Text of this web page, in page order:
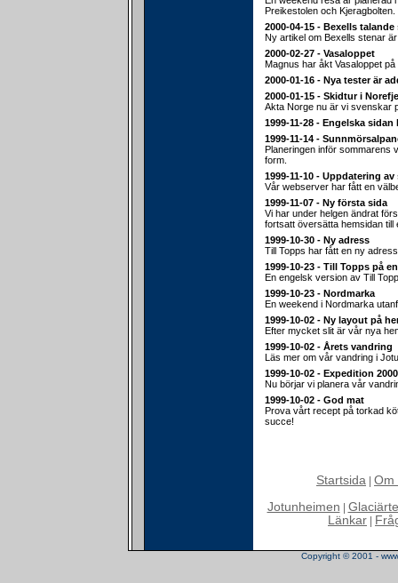
Preikestolen och Kjeragbolten.
2000-04-15 - Bexells talande
Ny artikel om Bexells stenar
2000-02-27 - Vasaloppet
Magnus har åkt Vasaloppet
2000-01-16 - Nya tester är
2000-01-15 - Skidtur i
Akta Norge nu är vi svenskar
1999-11-28 - Engelska sidan
1999-11-14 -
Planeringen inför sommarens
form.
1999-11-10 - Uppdatering av
Vår webserver har fått en
1999-11-07 - Ny första sida
Vi har under helgen ändrat
fortsatt översätta hemsidan till
1999-10-30 - Ny adress
Till Topps har fått en ny
1999-10-23 - Till Topps på
En engelsk version av Till
1999-10-23 - Nordmarka
En weekend i Nordmarka
1999-10-02 - Ny layout på
Efter mycket slit är vår nya
1999-10-02 - Årets vandring
Läs mer om vår vandring i
1999-10-02 - Expedition 2000
Nu börjar vi planera vår
1999-10-02 - God mat
Prova vårt recept på torkad
succe!
Startsida Om
Jotunheimen
Länkar
Copyright © 2001 -